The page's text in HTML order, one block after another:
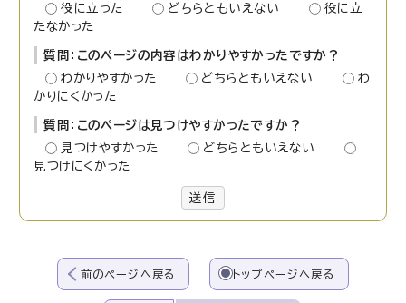
役に立った
どちらともいえない
役に立
たなかった
質問：このページの内容はわかりやすかったですか？
わかりやすかった
どちらともいえない
わ
かりにくかった
質問：このページは見つけやすかったですか？
見つけやすかった
どちらともいえない
見つけにくかった
送信
前のページへ戻る トップページへ戻る